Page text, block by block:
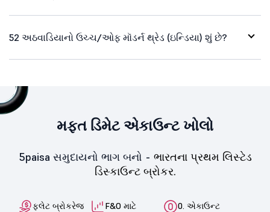
52 અઠવાડિયાનો ઉચ્ચ/ઓફ મૉડર્ન થ્રેડ (ઇન્ડિયા) શું છે?
મફત ડિમેટ એકાઉન્ટ ખોલો
5paisa સમુદાયનો ભાગ બનો - ભારતના પ્રથમ લિસ્ટેડ
ડિસ્કાઉન્ટ બ્રોકર.
ફ્લેટ બ્રોકરેજ
F&O માટે
0. એકાઉન્ટ